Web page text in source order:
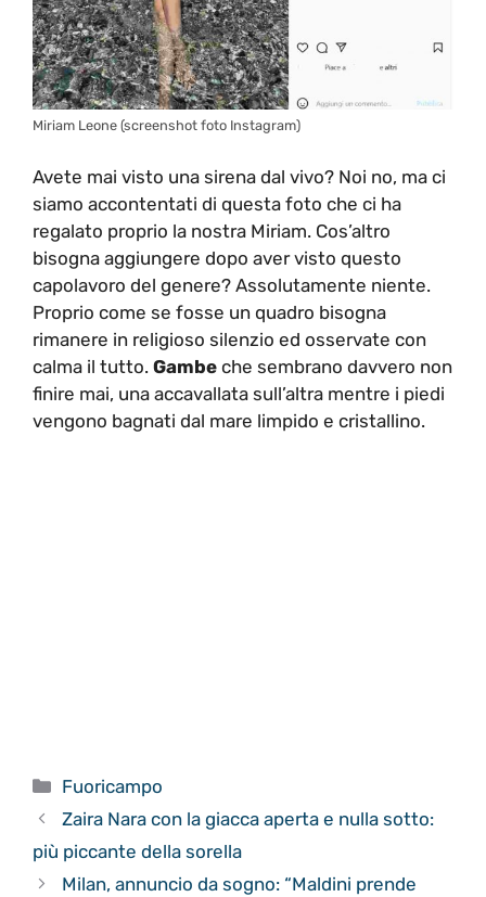
Miriam Leone (screenshot foto Instagram)
Avete mai visto una sirena dal vivo? Noi no, ma ci
siamo accontentati di questa foto che ci ha
regalato proprio la nostra Miriam. Cos’altro
bisogna aggiungere dopo aver visto questo
capolavoro del genere? Assolutamente niente.
Proprio come se fosse un quadro bisogna
rimanere in religioso silenzio ed osservate con
calma il tutto. Gambe che sembrano davvero non
finire mai, una accavallata sull’altra mentre i piedi
vengono bagnati dal mare limpido e cristallino.
Categorie
Fuoricampo
Zaira Nara con la giacca aperta e nulla sotto:
più piccante della sorella
Milan, annuncio da sogno: “Maldini prende